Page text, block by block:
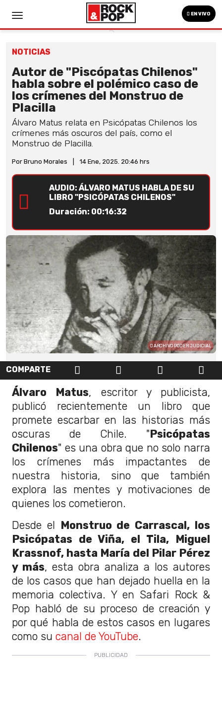
EN VIVO
NOTICIAS
Autor de "Piscópatas Chilenos"
habla sobre el polémico caso de
los crímenes del Monstruo de
Placilla
Álvaro Matus relata en Psicópatas Chilenos los
crímenes más oscuros del país, como el
Monstruo de Placilla.
Por Bruno Morales 14 Ene, 2025. 20:46 hrs
AUDIO: ÁLVARO MATUS HABLA DE SU
LIBRO "PSICÓPATAS CHILENOS"
Duración: 00:16:32
ARCHIVO PODER JUDICIAL
COMPARTE
Álvaro Matus, escritor y publicista,
publicó recientemente un libro que
promete escarbar en las historias más
oscuras de Chile. "Psicópatas
Chilenos" es una obra que no solo narra
los crímenes más impactantes de
nuestra historia, sino que también
explora las mentes y motivaciones de
quienes los cometieron.
Desde el Monstruo de Carrascal, los
Psicópatas de Viña, el Tila, Miguel
Krassnof, hasta María del Pilar Pérez
y más, esta obra analiza a los autores
de los casos que han dejado huella en la
memoria colectiva. Y en Safari Rock &
Pop habló de su proceso de creación y
por qué habla de estos casos en lugares
como su canal de YouTube.